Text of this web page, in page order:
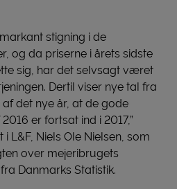
stigning i de
og da priserne i årets sidste
sig, har det selvsagt været
Dertil viser nye tal fra
det nye år, at de gode
er fortsat ind i 2017,”
L&F, Niels Ole Nielsen, som
over mejeribrugets
Danmarks Statistik.